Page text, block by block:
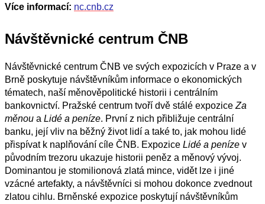
Více informací: nc.cnb.cz
Návštěvnické centrum ČNB
Návštěvnické centrum ČNB ve svých expozicích v Praze a v
Brně poskytuje návštěvníkům informace o ekonomických
tématech, naší měnověpolitické historii i centrálním
bankovnictví. Pražské centrum tvoří dvě stálé expozice Za
měnou a Lidé a peníze. První z nich přibližuje centrální
banku, její vliv na běžný život lidí a také to, jak mohou lidé
přispívat k naplňování cíle ČNB. Expozice Lidé a peníze v
původním trezoru ukazuje historii peněz a měnový vývoj.
Dominantou je stomilionová zlatá mince, vidět lze i jiné
vzácné artefakty, a návštěvníci si mohou dokonce zvednout
zlatou cihlu. Brněnské expozice poskytují návštěvníkům